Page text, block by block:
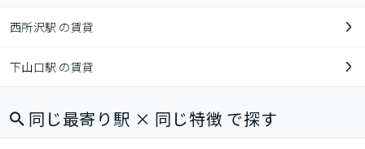
西所沢駅 の賃貸
下山口駅 の賃貸
同じ最寄り駅 × 同じ特徴 で探す